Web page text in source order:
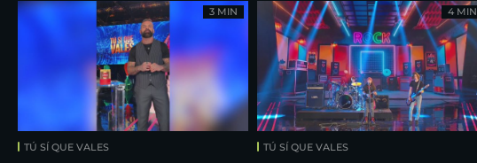
TÚ SÍ QUE VALES
3 MIN
TÚ SÍ QUE VALES
4 MIN